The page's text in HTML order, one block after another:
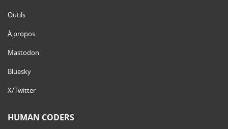
Outils
À propos
Mastodon
Bluesky
X/Twitter
HUMAN CODERS